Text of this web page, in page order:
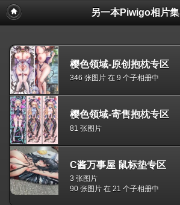
另一本Piwigo相片集
樱色领域-原创抱枕专区
346 张图片 在 9 个子相册中
樱色领域-寄售抱枕专区
81 张图片
C酱万事屋 鼠标垫专区
3 张图片
90 张图片 在 21 个子相册中